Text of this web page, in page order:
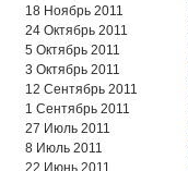
18 Ноябрь 2011
24 Октябрь 2011
5 Октябрь 2011
3 Октябрь 2011
12 Сентябрь 2011
1 Сентябрь 2011
27 Июль 2011
8 Июль 2011
22 Июнь 2011